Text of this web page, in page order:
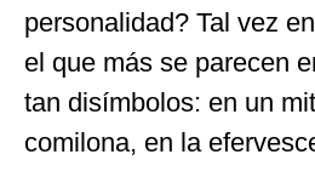
personalidad? Tal vez
el que más se parecen
tan disímbolos: en un
comilona, en la